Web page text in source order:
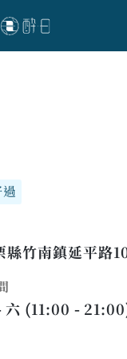
過
縣竹南鎮延平路
六 (11:00 -